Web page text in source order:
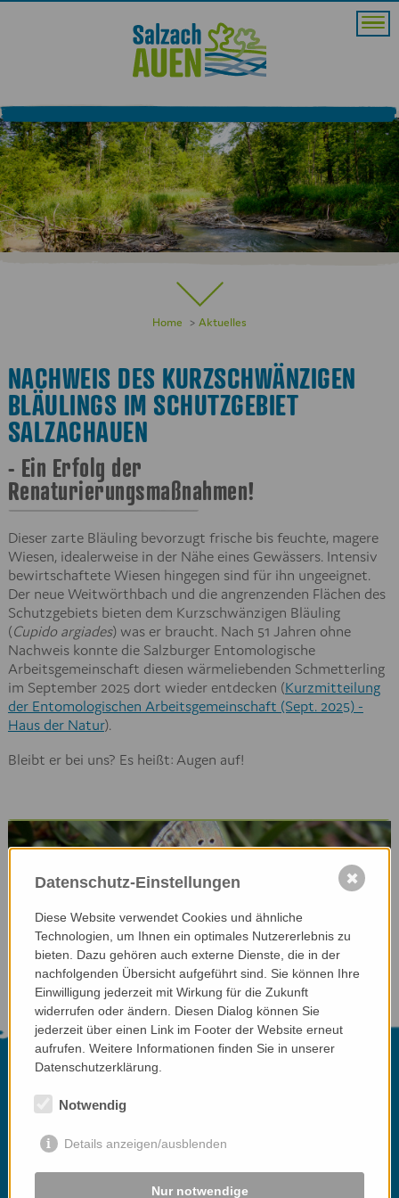
Home Aktuelles
NACHWEIS DES KURZSCHWÄNZIGEN
BLÄULINGS IM SCHUTZGEBIET
SALZACHAUEN
- Ein Erfolg der
Renaturierungsmaßnahmen!
Dieser zarte Bläuling bevorzugt frische bis feuchte, magere
Wiesen, idealerweise in der Nähe eines Gewässers. Intensiv
bewirtschaftete Wiesen hingegen sind für ihn ungeeignet.
Der neue Weitwörthbach und die angrenzenden Flächen des
Schutzgebiets bieten dem Kurzschwänzigen Bläuling
(Cupido argiades) was er braucht. Nach 51 Jahren ohne
Nachweis konnte die Salzburger Entomologische
Arbeitsgemeinschaft diesen wärmeliebenden Schmetterling
im September 2025 dort wieder entdecken (Kurzmitteilung
der Entomologischen Arbeitsgemeinschaft (Sept. 2025) -
Haus der Natur).
Bleibt er bei uns? Es heißt: Augen auf!
© Patrick Gros
Datenschutz-Einstellungen
Diese Website verwendet Cookies und ähnliche
Technologien, um Ihnen ein optimales Nutzererlebnis zu
bieten. Dazu gehören auch externe Dienste, die in der
nachfolgenden Übersicht aufgeführt sind. Sie können Ihre
Einwilligung jederzeit mit Wirkung für die Zukunft
widerrufen oder ändern. Diesen Dialog können Sie
jederzeit über einen Link im Footer der Website erneut
aufrufen. Weitere Informationen finden Sie in unserer
Datenschutzerklärung.
Notwendig
Details anzeigen/ausblenden
Nur notwendige
✖